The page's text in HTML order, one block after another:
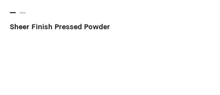
Sheer Finish Pressed Powder